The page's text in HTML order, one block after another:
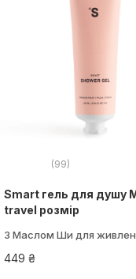
(99)
Smart гель для душу
travel розмір
З Маслом Ши для
449 ₴